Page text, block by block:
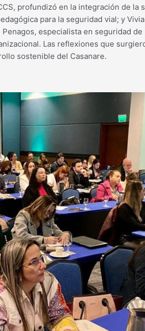
profundizó en la integración de
para la seguridad vial; y
especialista en seguridad
Las reflexiones que
sostenible del Casanare.